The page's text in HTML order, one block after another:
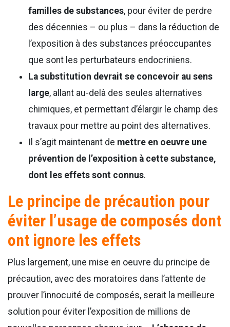
familles de substances, pour éviter de perdre
des décennies – ou plus – dans la réduction de
l’exposition à des substances préoccupantes
que sont les perturbateurs endocriniens.
La substitution devrait se concevoir au sens
large, allant au-delà des seules alternatives
chimiques, et permettant d’élargir le champ des
travaux pour mettre au point des alternatives.
Il s’agit maintenant de mettre en oeuvre une
prévention de l’exposition à cette substance,
dont les effets sont connus.
Le principe de précaution pour
éviter l’usage de composés dont
ont ignore les effets
Plus largement, une mise en oeuvre du principe de
précaution, avec des moratoires dans l’attente de
prouver l’innocuité de composés, serait la meilleure
solution pour éviter l’exposition de millions de